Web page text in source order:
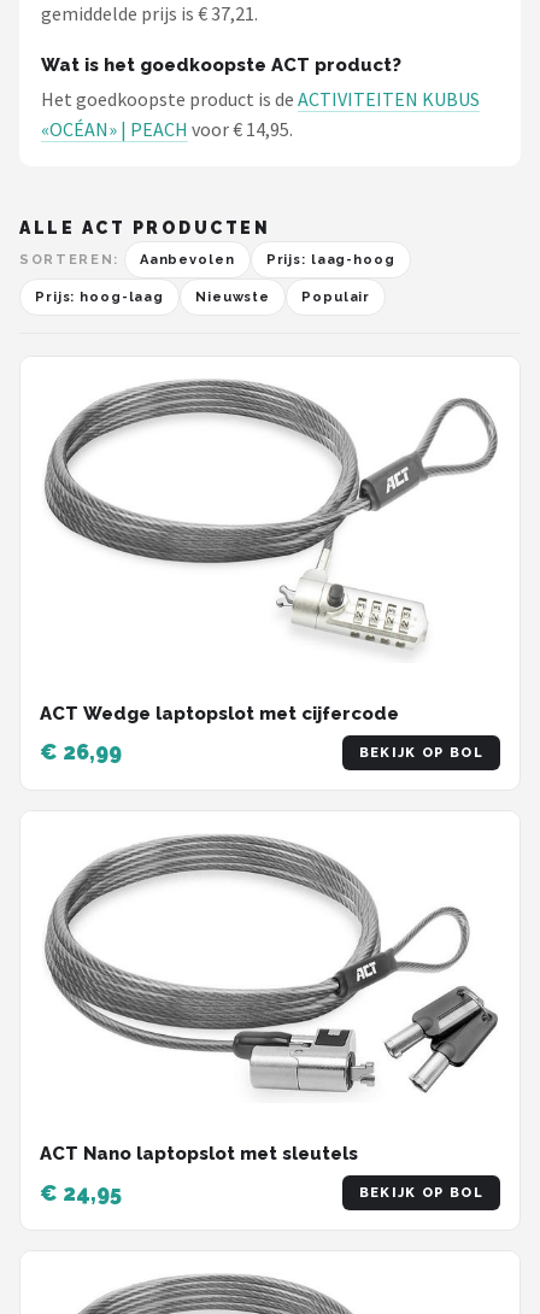
gemiddelde prijs is € 37,21.
Wat is het goedkoopste ACT product?
Het goedkoopste product is de ACTIVITEITEN KUBUS
«OCÉAN» | PEACH voor € 14,95.
ALLE ACT PRODUCTEN
SORTEREN: Aanbevolen Prijs: laag-hoog
Prijs: hoog-laag Nieuwste Populair
ACT Wedge laptopslot met cijfercode
€ 26,99 BEKIJK OP BOL
ACT Nano laptopslot met sleutels
€ 24,95 BEKIJK OP BOL